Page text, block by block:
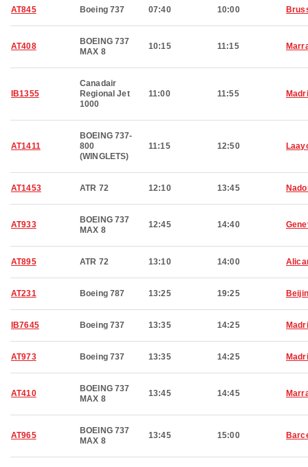
AT845 Boeing 737 07:40 10:00
AT408
BOEING 737
MAX 8
10:15 11:15
IB1355
Canadair
Regional Jet
1000
11:00 11:55
AT1411
BOEING 737-
800
(WINGLETS)
11:15 12:50
AT1453 ATR 72 12:10 13:45
AT933
BOEING 737
MAX 8
12:45 14:40
AT895 ATR 72 13:10 14:00
AT231 Boeing 787 13:25 19:25
IB7645 Boeing 737 13:35 14:25
AT973 Boeing 737 13:35 14:25
AT410
BOEING 737
MAX 8
13:45 14:45
AT965
BOEING 737
MAX 8
13:45 15:00